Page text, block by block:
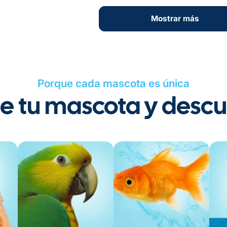
Mostrar más
Porque cada mascota es única
tu mascota y